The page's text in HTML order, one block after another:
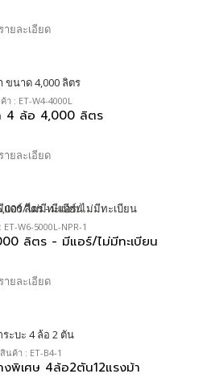
ายละเอียด
า : ET-W4-4000L
4 ล้อ 4,000 ลิตร
ายละเอียด
W6-5000L-NPR-1
ลิตร - มีแอร์/ไม่มีทะเบียน
ายละเอียด
นค้า : ET-B4-1
งพิเศษ 4ล้อ2ตัน12แรงม้า